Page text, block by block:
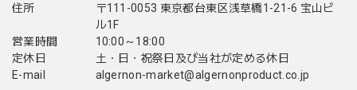
住所
〒111-0053 東京都台東区浅草橋1-21-6 宝山ビ
ル1F
営業時間
10:00～18:00
定休日
土・日・祝祭日及び当社が定める休日
E-mail
algernon-market@algernonproduct.co.jp